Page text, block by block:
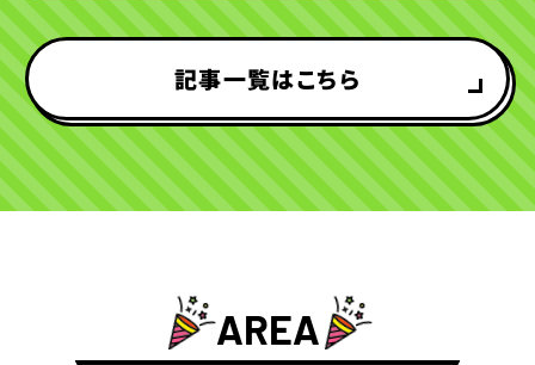
記事一覧はこちら
AREA